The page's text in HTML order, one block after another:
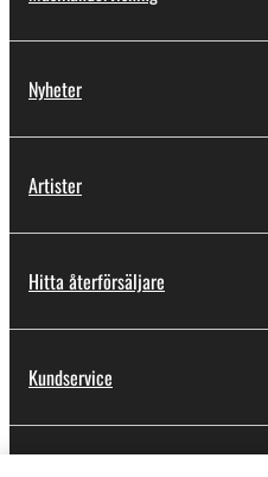
Nyheter
Artister
Hitta återförsäljare
Kundservice